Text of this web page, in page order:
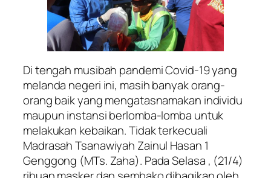
Di tengah musibah pandemi Covid-19 yang
melanda negeri ini, masih banyak orang-
orang baik yang mengatasnamakan individu
maupun instansi berlomba-lomba untuk
melakukan kebaikan. Tidak terkecuali
Madrasah Tsanawiyah Zainul Hasan 1
Genggong (MTs. Zaha). Pada Selasa , (21/4)